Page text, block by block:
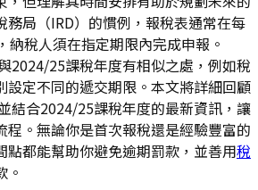
務局（IRD）的慣例，報稅表通常在每
納稅人須在指定期限內完成申報。
2024/25課稅年度有相似之處，例如稅
設定不同的遞交期限。本文將詳細回顧
結合2024/25課稅年度的最新資訊，讓
程。無論你是首次報稅還是經驗豐富的
點都能幫助你避免逾期罰款，並善用稅
。